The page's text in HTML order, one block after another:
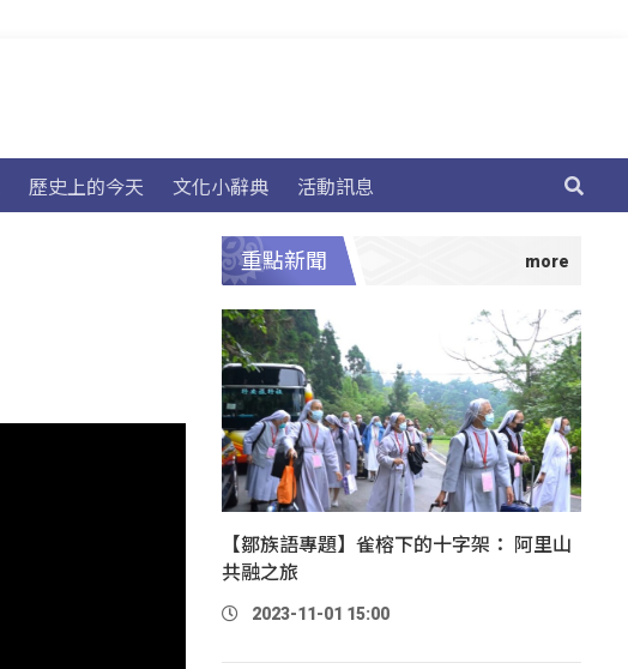
歷史上的今天 文化小辭典 活動訊息
重點新聞
【鄒族語專題】雀榕下的十字架： 阿里山
共融之旅
2023-11-01 15:00